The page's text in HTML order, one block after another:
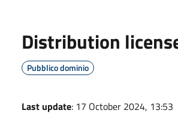
Distribution
Pubblico dominio
Last update: 17 October 2024, 13:53